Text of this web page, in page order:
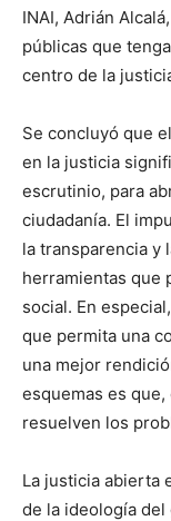
INAI, Adrián
públicas que
centro de la
Se concluyó que
en la justicia
escrutinio, para
ciudadanía. El
la transparencia y
herramientas que
social. En
que permita una
una mejor
esquemas es
resuelven los
La justicia abierta
de la ideología